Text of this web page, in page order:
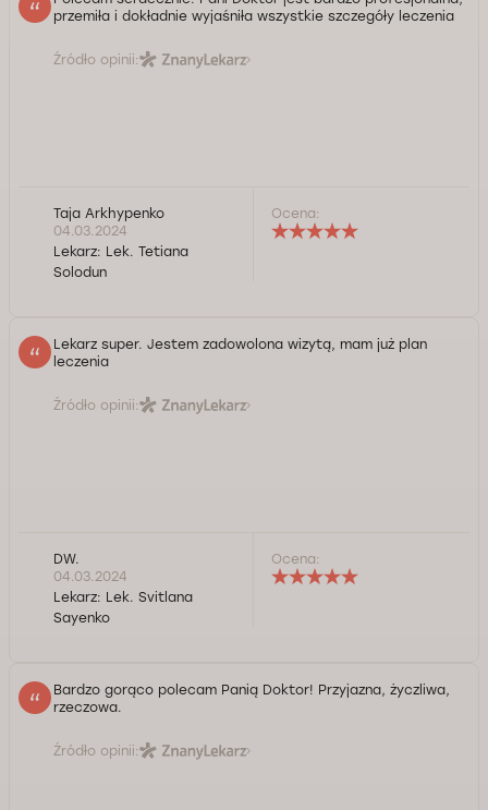
przemiła i dokładnie wyjaśniła wszystkie szczegóły leczenia
Źródło opinii:
Taja Arkhypenko
04.03.2024
Lekarz: Lek. Tetiana
Solodun
Ocena:
Lekarz super. Jestem zadowolona wizytą, mam już plan
leczenia
Źródło opinii:
DW.
04.03.2024
Lekarz: Lek. Svitlana
Sayenko
Ocena:
Bardzo gorąco polecam Panią Doktor! Przyjazna, życzliwa,
rzeczowa.
Źródło opinii: